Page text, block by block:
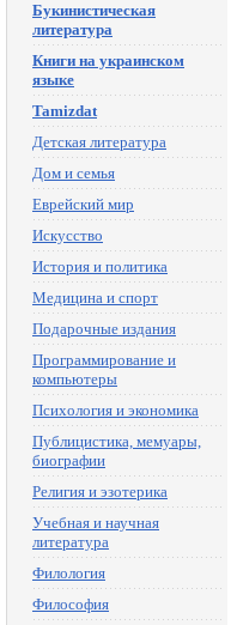
Букинистическая
литература
Книги на украинском
языке
Tamizdat
Детская литература
Дом и семья
Еврейский мир
Искусство
История и политика
Медицина и спорт
Подарочные издания
Программирование и
компьютеры
Психология и экономика
Публицистика, мемуары,
биографии
Религия и эзотерика
Учебная и научная
литература
Филология
Философия